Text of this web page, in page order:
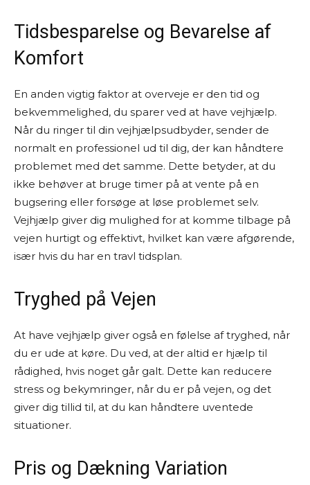
Tidsbesparelse og Bevarelse af
Komfort
En anden vigtig faktor at overveje er den tid og
bekvemmelighed, du sparer ved at have vejhjælp.
Når du ringer til din vejhjælpsudbyder, sender de
normalt en professionel ud til dig, der kan håndtere
problemet med det samme. Dette betyder, at du
ikke behøver at bruge timer på at vente på en
bugsering eller forsøge at løse problemet selv.
Vejhjælp giver dig mulighed for at komme tilbage på
vejen hurtigt og effektivt, hvilket kan være afgørende,
især hvis du har en travl tidsplan.
Tryghed på Vejen
At have vejhjælp giver også en følelse af tryghed, når
du er ude at køre. Du ved, at der altid er hjælp til
rådighed, hvis noget går galt. Dette kan reducere
stress og bekymringer, når du er på vejen, og det
giver dig tillid til, at du kan håndtere uventede
situationer.
Pris og Dækning Variation